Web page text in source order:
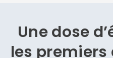
Une dose
les